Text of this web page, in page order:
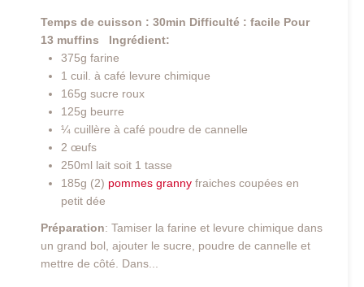
Temps de cuisson : 30min Difficulté : facile Pour
13 muffins
Ingrédient:
375g farine
1 cuil. à café levure chimique
165g sucre roux
125g beurre
¼ cuillère à café poudre de cannelle
2 œufs
250ml lait soit 1 tasse
185g (2) pommes granny fraiches coupées en
petit dée
Préparation: Tamiser la farine et levure chimique dans
un grand bol, ajouter le sucre, poudre de cannelle et
mettre de côté. Dans...